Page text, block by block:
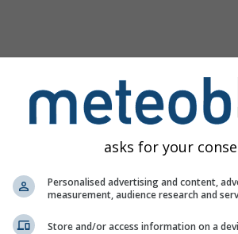
asks for your
Personalised advertising and content,
measurement, audience research and
Store and/or access information on a